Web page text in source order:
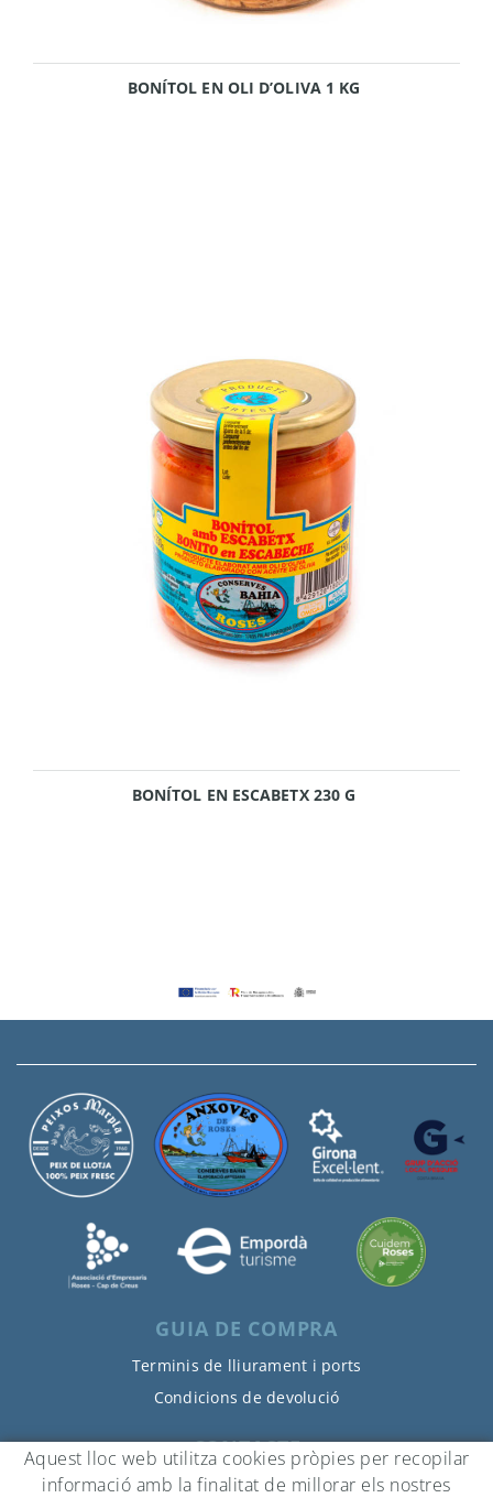
BONÍTOL EN OLI D’OLIVA 1 KG
BONÍTOL EN ESCABETX 230 G
GUIA DE COMPRA
Terminis de lliurament i ports
Condicions de devolució
CONTACTE
Moll Comercial, 16
Aquest lloc web utilitza cookies pròpies per recopilar
informació amb la finalitat de millorar els nostres